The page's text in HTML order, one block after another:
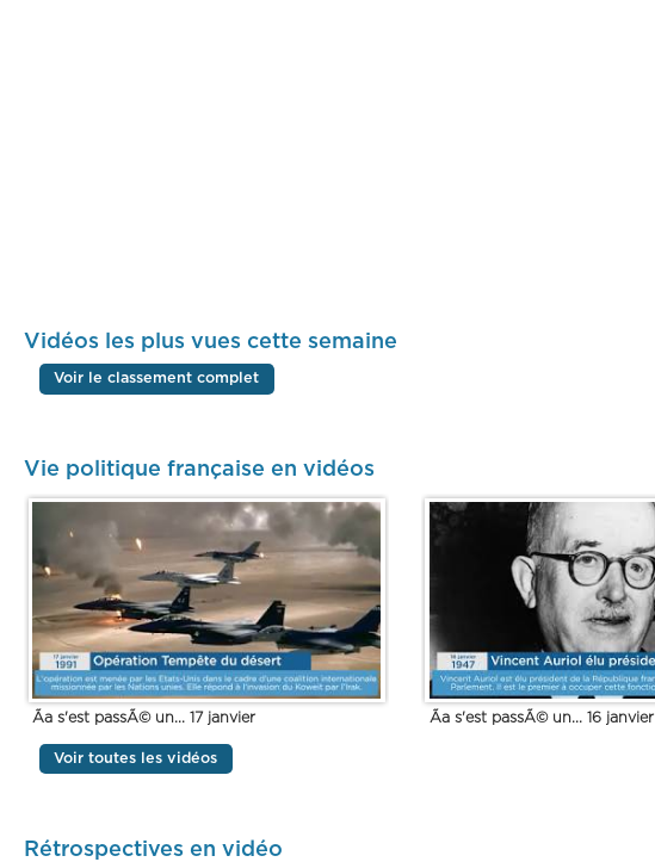
Vidéos les plus vues cette semaine
Voir le classement complet
Vie politique française en vidéos
Ãa s'est passÃ© un... 17 janvier Ãa s'est passÃ© un... 16 janvier
Voir toutes les vidéos
Rétrospectives en vidéo